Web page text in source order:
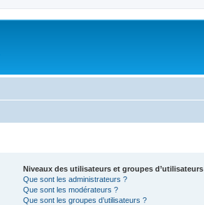
Niveaux des utilisateurs et groupes d’utilisateurs
Que sont les administrateurs ?
Que sont les modérateurs ?
Que sont les groupes d’utilisateurs ?